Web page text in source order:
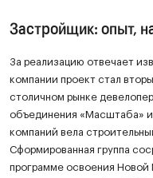
Застройщик: опыт,
За реализацию отвечает
компании проект стал
столичном рынке
объединения «Масштаба» и
компаний вела
Сформированная группа
программе освоения Новой